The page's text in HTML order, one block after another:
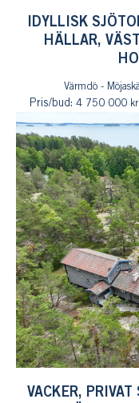
IDYLLISK
HÄLLAR,
Värmdö -
Pris/bud: 4 750 000 kr
VACKER, PRIVAT